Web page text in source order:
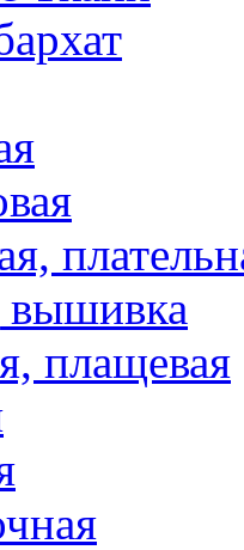
плащевая